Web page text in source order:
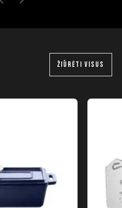
ŽIŪRĖTI VISUS